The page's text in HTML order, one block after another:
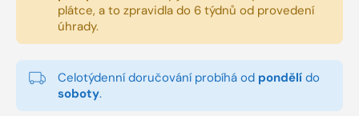
plátce, a to zpravidla do 6 týdnů od provedení
úhrady.
Celotýdenní doručování probíhá od pondělí do
soboty.